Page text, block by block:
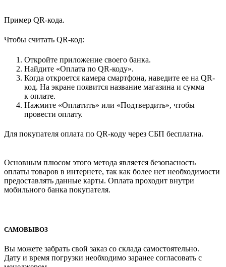
Пример QR-кода.
Чтобы считать QR-код:
Откройте приложение своего банка.
Найдите «Оплата по QR-коду».
Когда откроется камера смартфона, наведите ее на QR-
код. На экране появится название магазина и сумма
к оплате.
Нажмите «Оплатить» или «Подтвердить», чтобы
провести оплату.
Для покупателя оплата по QR-коду через СБП бесплатна.
Основным плюсом этого метода является безопасность
оплаты товаров в интернете, так как более нет необходимости
предоставлять данные карты. Оплата проходит внутри
мобильного банка покупателя.
САМОВЫВОЗ
Вы можете забрать свой заказ со склада самостоятельно.
Дату и время погрузки необходимо заранее согласовать с